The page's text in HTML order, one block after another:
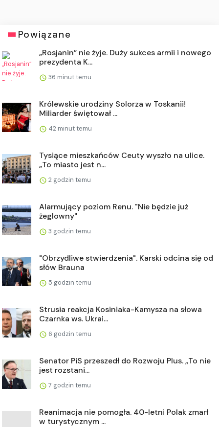
Powiązane
„Rosjanin” nie żyje. Duży sukces armii i nowego
prezydenta K...
36 minut temu
Królewskie urodziny Solorza w Toskanii!
Miliarder świętował ...
42 minut temu
Tysiące mieszkańców Ceuty wyszło na ulice.
„To miasto jest n...
2 godzin temu
Alarmujący poziom Renu. "Nie będzie już
żeglowny"
3 godzin temu
"Obrzydliwe stwierdzenia". Karski odcina się od
słów Brauna
5 godzin temu
Strusia reakcja Kosiniaka-Kamysza na słowa
Czarnka ws. Ukrai...
6 godzin temu
Senator PiS przeszedł do Rozwoju Plus. „To nie
jest rozstani...
7 godzin temu
Reanimacja nie pomogła. 40-letni Polak zmarł
w turystycznym ...